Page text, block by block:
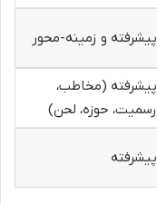
پیشرفته و زمینه-محور
پیشرفته (مخاطب،
رسمیت، حوزه، لحن)
پیشرفته